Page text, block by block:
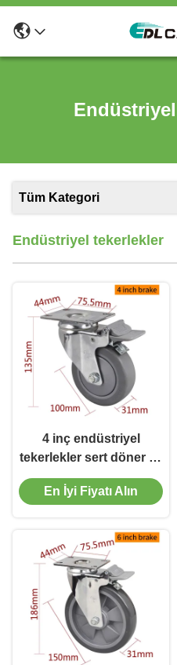
Tüm Kategori
Endüstriyel tekerlekler
4 inç endüstriyel
tekerlekler sert döner ve
frenle krom kaplama
En İyi Fiyatı Alın